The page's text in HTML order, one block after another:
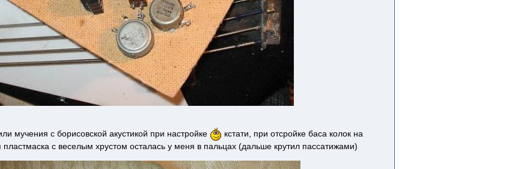
мучения с борисовской акустикой при настройке
кстати, при отсройке баса колок на
с веселым хрустом осталась у меня в пальцах (дальше крутил пассатижами)